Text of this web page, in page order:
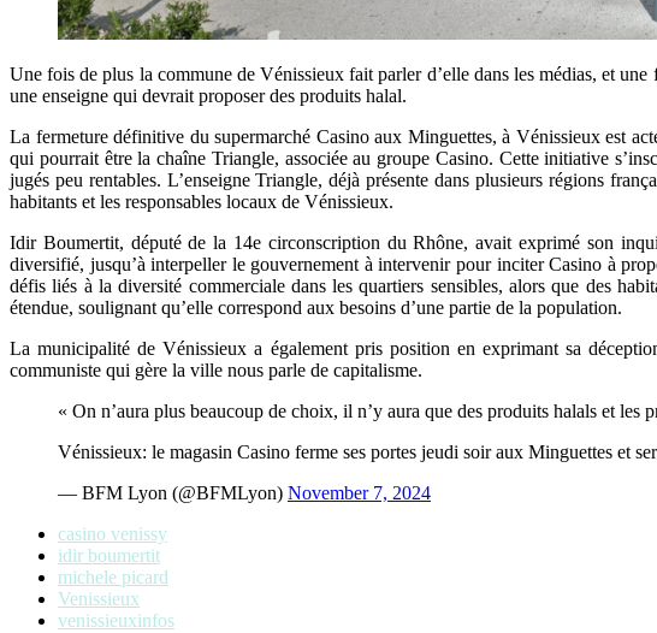
Une fois de plus la commune de Vénissieux fait parler d’elle dans les médias, et
une enseigne qui devrait proposer des produits halal.
La fermeture définitive du supermarché Casino aux Minguettes, à Vénissieux est
qui pourrait être la chaîne Triangle, associée au groupe Casino. Cette initiative
jugés peu rentables. L’enseigne Triangle, déjà présente dans plusieurs régions
habitants et les responsables locaux de Vénissieux.
Idir Boumertit, député de la 14e circonscription du Rhône, avait exprimé son
diversifié, jusqu’à interpeller le gouvernement à intervenir pour inciter Casino à
défis liés à la diversité commerciale dans les quartiers sensibles, alors que des
étendue, soulignant qu’elle correspond aux besoins d’une partie de la population.
La municipalité de Vénissieux a également pris position en exprimant sa
communiste qui gère la ville nous parle de capitalisme.
« On n’aura plus beaucoup de choix, il n’y aura que des produits halals et les
Vénissieux: le magasin Casino ferme ses portes jeudi soir aux Minguettes et
— BFM Lyon (@BFMLyon) November 7, 2024
casino venissy
idir boumertit
michele picard
Venissieux
venissieuxinfos